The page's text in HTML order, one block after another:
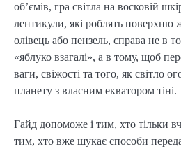
об’ємів, гра світла на восковій
лентикули, які роблять
олівець або пензель, справа не в
«яблуко взагалі», а в тому, щоб
ваги, свіжості та того, як світло
планету з власним екватором тіні.
Гайд допоможе і тим, хто тільки
тим, хто вже шукає способи